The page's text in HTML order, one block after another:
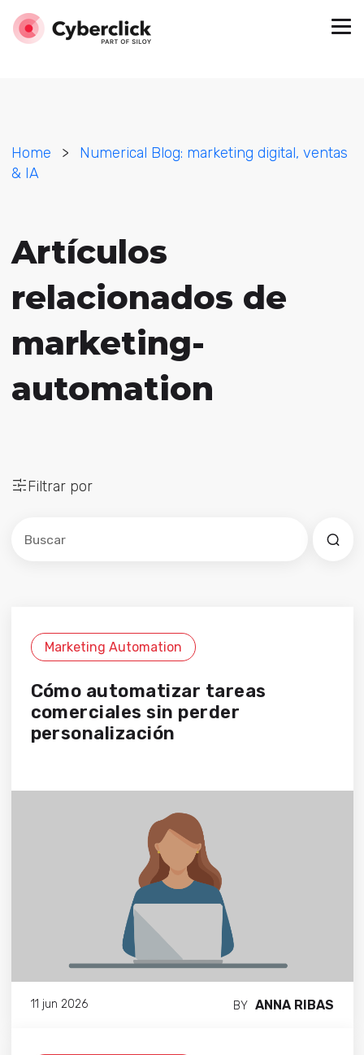
Home >
Numerical Blog: marketing digital, ventas
& IA
Artículos
relacionados de
marketing-
automation
Filtrar por
Marketing Automation
Cómo automatizar tareas
comerciales sin perder
personalización
11 jun 2026 BY ANNA RIBAS